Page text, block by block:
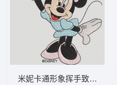
米妮卡通形象挥手致意 米